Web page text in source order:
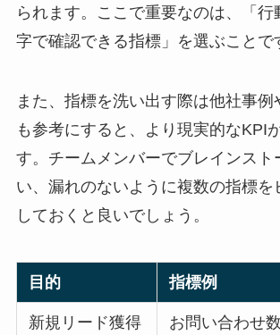
られます。ここで重要なのは、「行
字で確認できる指標」を選ぶことで
また、指標を洗い出す際は他社事例
も参考にすると、より現実的なKPI
す。チームメンバーでブレインスト
い、漏れのないように複数の指標を
しておくと良いでしょう。
目的 指標例
新規リード獲得 お問い合わせ